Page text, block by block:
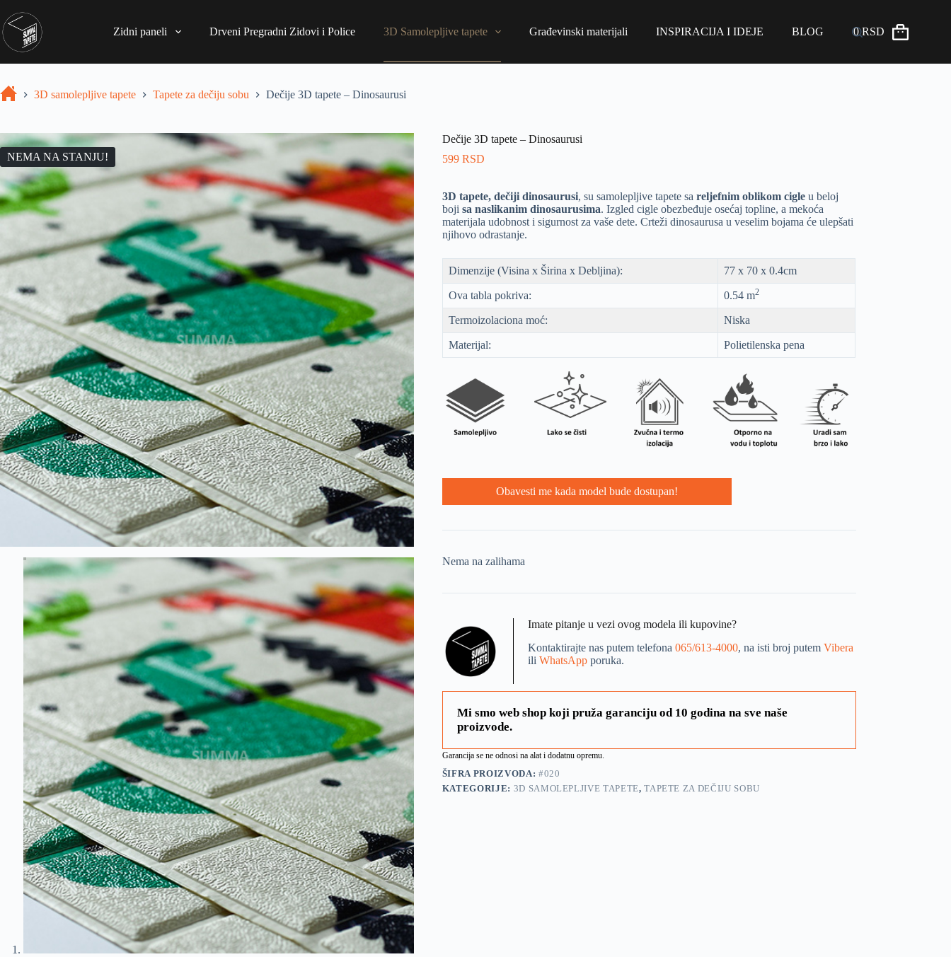
Zidni paneli Drveni Pregradni Zidovi i Police 3D Samolepljive tapete Građevinski materijali INSPIRACIJA I IDEJE BLOG 0RSD
3D samolepljive tapete Tapete za dečiju sobu Dečije 3D tapete – Dinosaurusi
NEMA NA STANJU!
Dečije 3D tapete – Dinosaurusi
599 RSD
3D tapete, dečiji dinosaurusi, su samolepljive tapete sa reljefnim oblikom cigleu beloj
boji sa naslikanim dinosaurusima. Izgled cigle obezbeđuje osećaj topline, a mekoća
materijala udobnost i sigurnost za vaše dete. Crteži dinosaurusa u veselim bojama će ulepšati
njihovo odrastanje.
Dimenzije (Visina x Širina x Debljina): 77 x 70 x 0.4cm
Ova tabla pokriva: 0.54 m2
Termoizolaciona moć: Niska
Materijal: Polietilenska pena
Obavesti me kada model bude dostupan!
Nema na zalihama
Imate pitanje u vezi ovog modela ili kupovine?
Kontaktirajte nas putem telefona 065/613-4000, na isti broj putem Vibera
ili WhatsApp poruka.
Mi smo web shop koji pruža garanciju od 10 godina na sve naše
proizvode.
Garancija se ne odnosi na alat i dodatnu opremu.
ŠIFRA PROIZVODA: #020
KATEGORIJE: 3D SAMOLEPLJIVE TAPETE,TAPETE ZA DEČIJU SOBU